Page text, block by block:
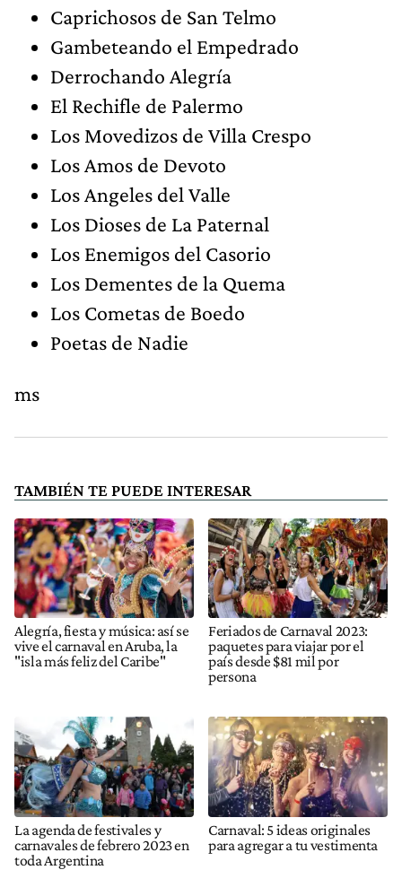
Caprichosos de San Telmo
Gambeteando el Empedrado
Derrochando Alegría
El Rechifle de Palermo
Los Movedizos de Villa Crespo
Los Amos de Devoto
Los Angeles del Valle
Los Dioses de La Paternal
Los Enemigos del Casorio
Los Dementes de la Quema
Los Cometas de Boedo
Poetas de Nadie
ms
TAMBIÉN TE PUEDE INTERESAR
Alegría, fiesta y música: así se
vive el carnaval en Aruba, la
"isla más feliz del Caribe"
Feriados de Carnaval 2023:
paquetes para viajar por el
país desde $81 mil por
persona
La agenda de festivales y
carnavales de febrero 2023 en
toda Argentina
Carnaval: 5 ideas originales
para agregar a tu vestimenta